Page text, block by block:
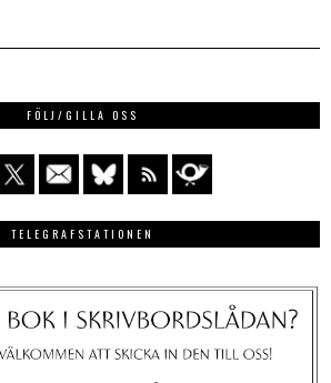
FÖLJ/GILLA OSS
TELEGRAFSTATIONEN